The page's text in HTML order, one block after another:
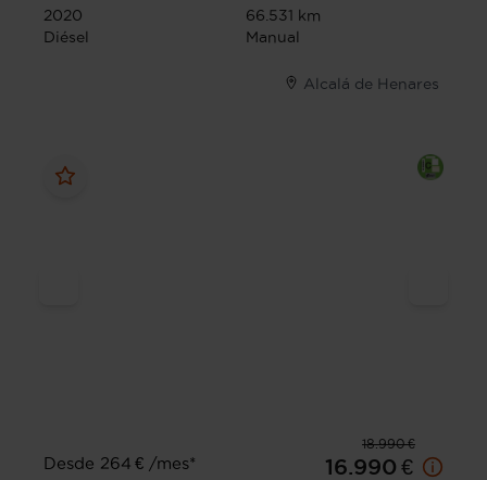
2020
66.531 km
Diésel
Manual
Alcalá de Henares
18.990 €
Desde 264 € /mes*
16.990 €